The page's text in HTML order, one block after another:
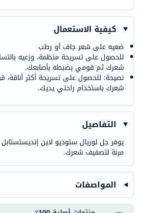
كيفية الاستعمال
ضعيه على شعر جاف أو رطب
للحصول على تسريحة منظمة، وزعيه
شعرك ثم قومي بضبطه بأصابعك.
نصيحة: للحصول على تسريحة أكثر أناقة،
شعرك باستخدام راحتي يديك.
التفاصيل
يوفر جل لوريال ستوديو لاين
مرنة لتصفيف شعرك.
المواصفات